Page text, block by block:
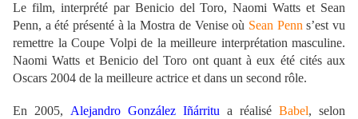
Le film, interprété par Benicio del Toro, Naomi Watts et Sean
Penn, a été présenté à la Mostra de Venise où Sean Penn s’est vu
remettre la Coupe Volpi de la meilleure interprétation masculine.
Naomi Watts et Benicio del Toro ont quant à eux été cités aux
Oscars 2004 de la meilleure actrice et dans un second rôle.
En 2005, Alejandro González Iñárritu a réalisé Babel, selon